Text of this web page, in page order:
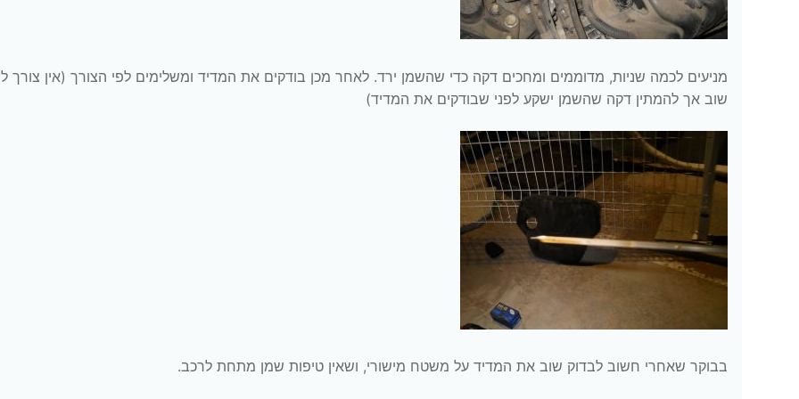
מניעים לכמה שניות, מדוממים ומחכים דקה כדי שהשמן ירד. לאחר מכן בודקים את המדיד ומשלימים לפי הצורך (אין צורך
שוב אך להמתין דקה שהשמן ישקע לפני שבודקים את המדיד)
בבוקר שאחרי חשוב לבדוק שוב את המדיד על משטח מישורי, ושאין טיפות שמן מתחת לרכב.